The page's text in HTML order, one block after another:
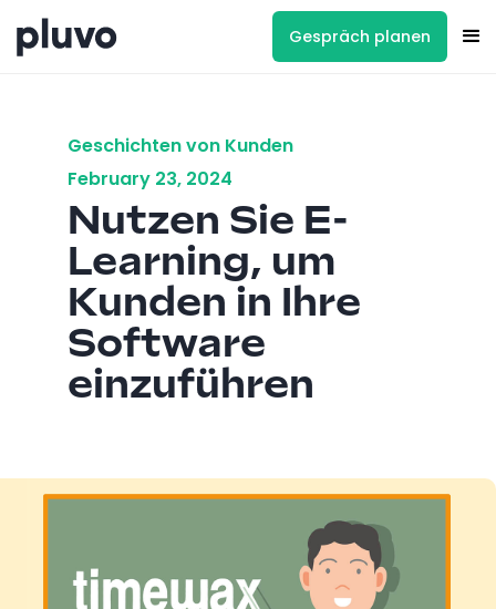
Gespräch planen
Geschichten von Kunden
February 23, 2024
Nutzen Sie E-
Learning, um
Kunden in Ihre
Software
einzuführen